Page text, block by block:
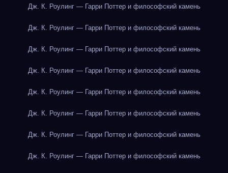
Дж. К. Роулинг — Гарри Поттер и философский камень
Дж. К. Роулинг — Гарри Поттер и философский камень
Дж. К. Роулинг — Гарри Поттер и философский камень
Дж. К. Роулинг — Гарри Поттер и философский камень
Дж. К. Роулинг — Гарри Поттер и философский камень
Дж. К. Роулинг — Гарри Поттер и философский камень
Дж. К. Роулинг — Гарри Поттер и философский камень
Дж. К. Роулинг — Гарри Поттер и философский камень